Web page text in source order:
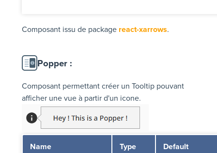
Composant issu de package react-xarrows.
Popper :
Composant permettant créer un Tooltip pouvant
afficher une vue à partir d'un icone.
Name Type Default